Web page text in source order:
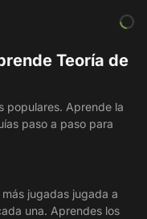
Teoría de
populares. Aprende la
paso a paso para
jugadas jugada a
una. Aprendes los